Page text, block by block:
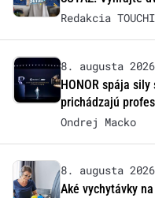
Redakcia
8. augusta 2026
HONOR spája
prichádzajú
Ondrej Macko
8. augusta 2026
Aké vychytávky